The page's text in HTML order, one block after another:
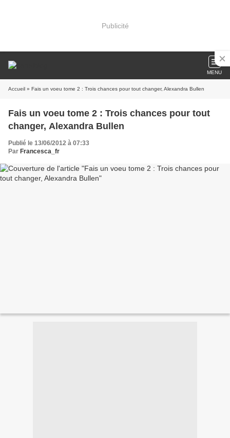
Publicité
MENU
Accueil » Fais un voeu tome 2 : Trois chances pour tout changer, Alexandra Bullen
Fais un voeu tome 2 : Trois chances pour tout
changer, Alexandra Bullen
Publié le 13/06/2012 à 07:33
Par Francesca_fr